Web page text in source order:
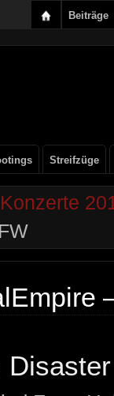
Beiträge
Streifzüge
Konzerte